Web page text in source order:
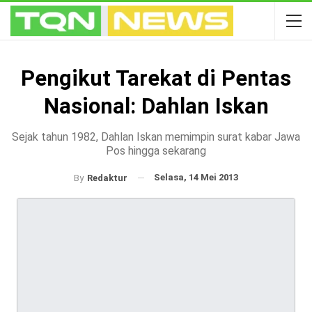
Pengikut Tarekat di Pentas
Nasional: Dahlan Iskan
Sejak tahun 1982, Dahlan Iskan memimpin surat kabar Jawa
Pos hingga sekarang
By Redaktur Selasa, 14 Mei 2013